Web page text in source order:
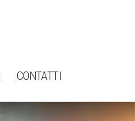
CONTATTI